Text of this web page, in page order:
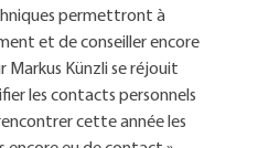
permettront à
et de conseiller encore
Markus Künzli se réjouit
les contacts personnels
cette année les